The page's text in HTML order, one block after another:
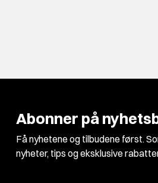
Abonner på
Få nyhetene og tilbudene først.
nyheter, tips og eksklusive